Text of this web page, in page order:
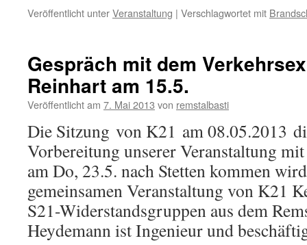
Veröffentlicht unterVeranstaltung | Verschlagwortet mit
Gespräch mit dem
Reinhart am 15.5.
Veröffentlicht am 7. Mai 2013 von remstalbasti
Die Sitzung von K21 am 08.05.2013
Vorbereitung unserer Veranstaltung
am Do, 23.5. nach Stetten kommen
gemeinsamen Veranstaltung von K21
S21-Widerstandsgruppen aus dem
Heydemann ist Ingenieur und